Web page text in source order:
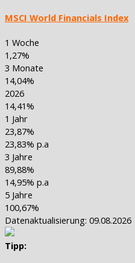
MSCI World Financials Index
1 Woche
1,27%
3 Monate
14,04%
2026
14,41%
1 Jahr
23,87%
23,83% p.a
3 Jahre
89,88%
14,95% p.a
5 Jahre
100,67%
Datenaktualisierung: 09.08.2026
Tipp: